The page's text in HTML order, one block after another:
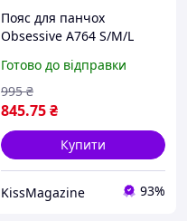
Пояс для панчох
Obsessive A764 S/M/L
Готово до відправки
845.75₴
995 ₴
Купити
KissMagazine 93%